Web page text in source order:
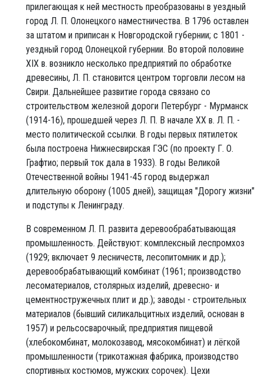
прилегающая к ней местность преобразованы в уездный
город Л. П. Олонецкого наместничества. В 1796 оставлен
за штатом и приписан к Новгородской губернии; с 1801 -
уездный город Олонецкой губернии. Во второй половине
XIX в. возникло несколько предприятий по обработке
древесины, Л. П. становится центром торговли лесом на
Свири. Дальнейшее развитие города связано со
строительством железной дороги Петербург - Мурманск
(1914-16), прошедшей через Л. П. В начале XX в. Л. П. -
место политической ссылки. В годы первых пятилеток
была построена Нижнесвирская ГЭС (по проекту Г. О.
Графтио; первый ток дала в 1933). В годы Великой
Отечественной войны 1941-45 город выдержал
длительную оборону (1005 дней), защищая "Дорогу жизни"
и подступы к Ленинграду.
В современном Л. П. развита деревообрабатывающая
промышленность. Действуют: комплексный леспромхоз
(1929; включает 9 лесничеств, лесопитомник и др.);
деревообрабатывающий комбинат (1961; производство
лесоматериалов, столярных изделий, древесно- и
цементностружечных плит и др.); заводы - строительных
материалов (бывший силикальцитных изделий, основан в
1957) и рельсосварочный; предприятия пищевой
(хлебокомбинат, молокозавод, мясокомбинат) и лёгкой
промышленности (трикотажная фабрика, производство
спортивных костюмов, мужских сорочек). Цехи